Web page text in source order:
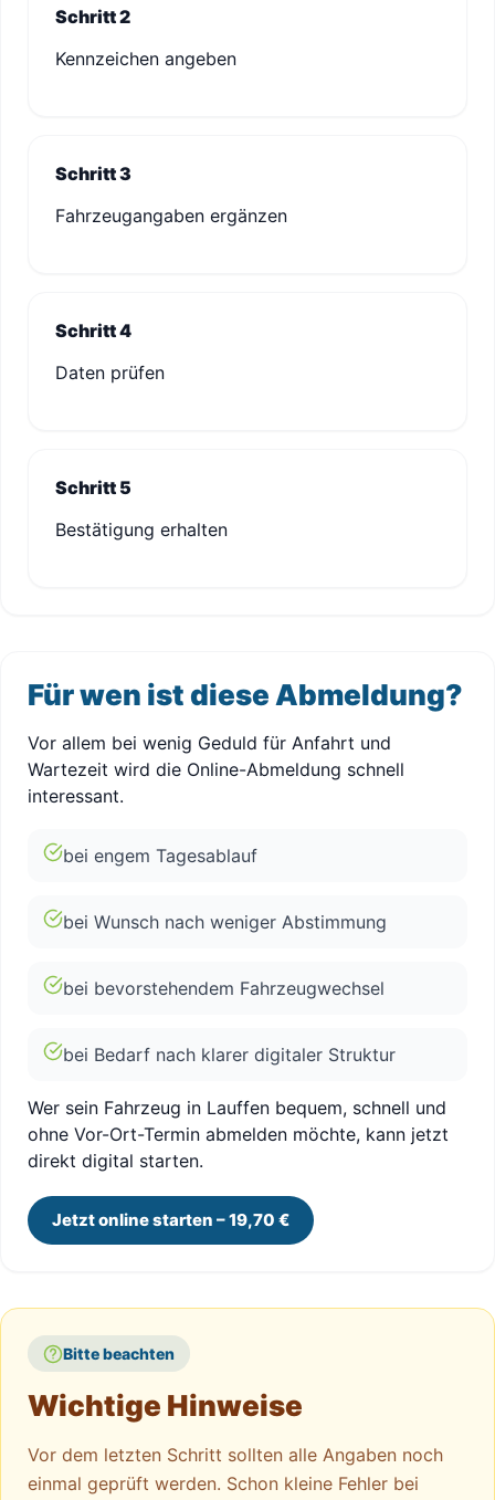
Schritt 2
Kennzeichen angeben
Schritt 3
Fahrzeugangaben ergänzen
Schritt 4
Daten prüfen
Schritt 5
Bestätigung erhalten
Für wen ist diese Abmeldung?
Vor allem bei wenig Geduld für Anfahrt und
Wartezeit wird die Online-Abmeldung schnell
interessant.
bei engem Tagesablauf
bei Wunsch nach weniger Abstimmung
bei bevorstehendem Fahrzeugwechsel
bei Bedarf nach klarer digitaler Struktur
Wer sein Fahrzeug in Lauffen bequem, schnell und
ohne Vor-Ort-Termin abmelden möchte, kann jetzt
direkt digital starten.
Jetzt online starten – 19,70 €
Bitte beachten
Wichtige Hinweise
Vor dem letzten Schritt sollten alle Angaben noch
einmal geprüft werden. Schon kleine Fehler bei